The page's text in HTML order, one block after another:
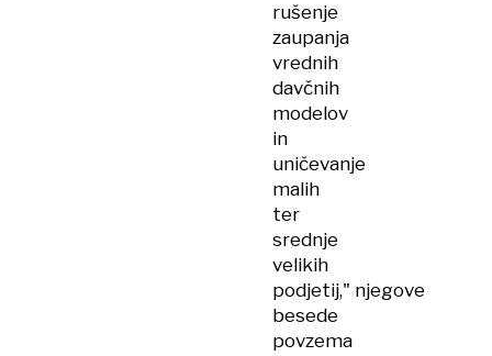
rušenje
zaupanja
vrednih
davčnih
modelov
in
uničevanje
malih
ter
srednje
velikih
podjetij," njegove
besede
povzema